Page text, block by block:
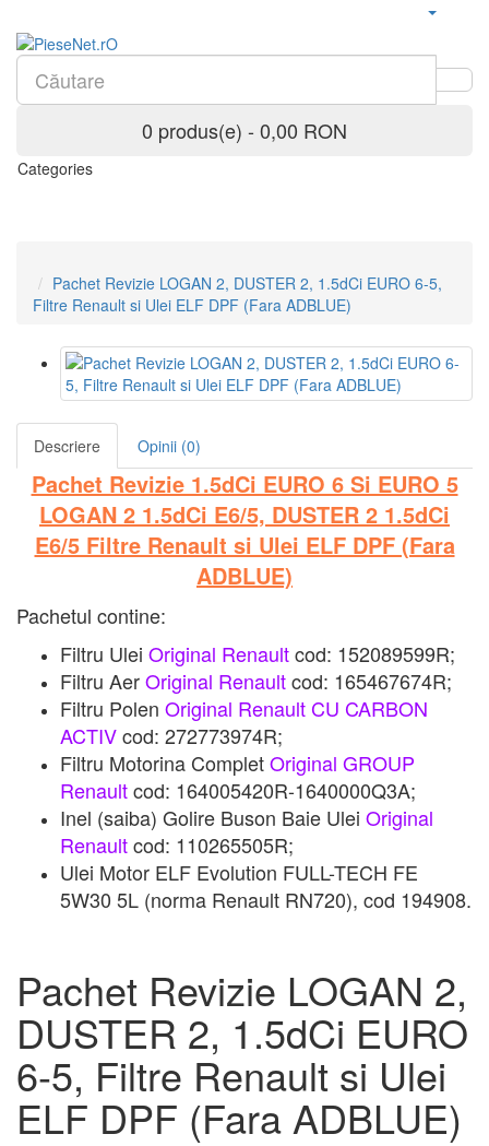
0 produs(e) - 0,00 RON
Categories
Pachet Revizie LOGAN 2, DUSTER 2, 1.5dCi EURO 6-5,
Filtre Renault si Ulei ELF DPF (Fara ADBLUE)
Descriere Opinii (0)
Pachet Revizie 1.5dCi EURO 6 Si EURO 5
LOGAN 2 1.5dCi E6/5, DUSTER 2 1.5dCi
E6/5 Filtre Renault si Ulei ELF DPF (Fara
ADBLUE)
Pachetul contine:
Filtru Ulei Original Renaultcod: 152089599R;
Filtru AerOriginal Renaultcod: 165467674R;
Filtru Polen Original Renault CU CARBON
ACTIVcod: 272773974R;
Filtru Motorina CompletOriginal GROUP
Renaultcod: 164005420R-1640000Q3A;
Inel (saiba) Golire Buson Baie Ulei Original
Renaultcod: 110265505R;
Ulei Motor ELF Evolution FULL-TECH FE
5W30 5L (norma Renault RN720), cod 194908.
Pachet Revizie LOGAN 2,
DUSTER 2, 1.5dCi EURO
6-5, Filtre Renault si Ulei
ELF DPF (Fara ADBLUE)